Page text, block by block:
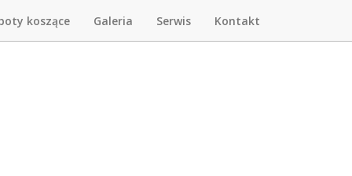
koszące Galeria Serwis Kontakt